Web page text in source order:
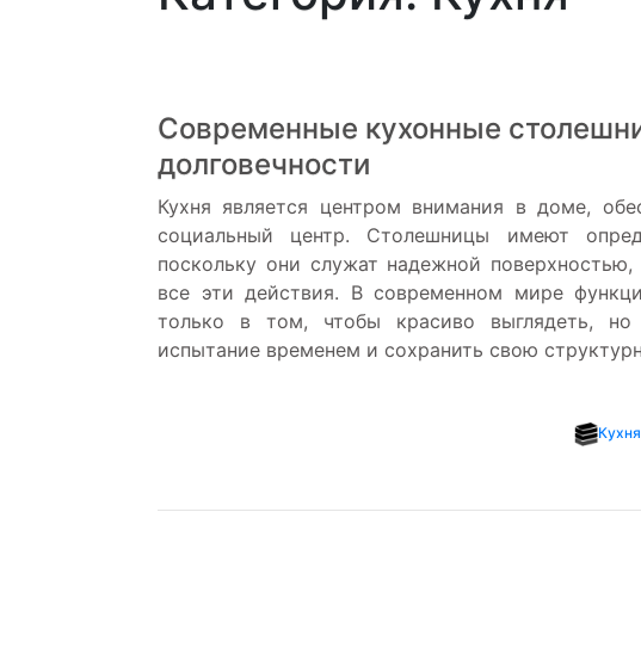
Современные кухонные
долговечности
Кухня является центром внимания в доме,
социальный центр. Столешницы имеют
поскольку они служат надежной
все эти действия. В современном мире
только в том, чтобы красиво выглядеть,
испытание временем и сохранить свою
Кухня